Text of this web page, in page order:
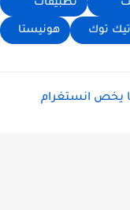
تطبيقات
توك هونيستا
انستغرام